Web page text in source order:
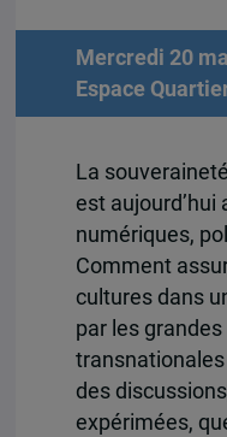
Mercredi 20
Espace
La
est
numériques,
Comment
cultures dans
par les
transnationales
des
expérimées,